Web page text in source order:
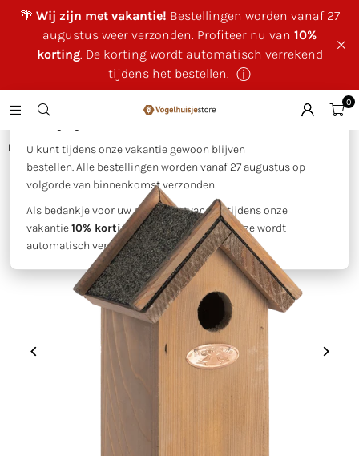
🌴 Wij zijn met vakantie! Bestellingen worden vanaf 27
augustus weer verzonden. Profiteer nu van 10%
korting. De korting wordt automatisch verrekend
tijdens het bestellen. ⓘ
×
U kunt tijdens onze vakantie gewoon blijven
bestellen. Alle bestellingen worden vanaf 27 augustus op
volgorde van binnenkomst verzonden.
Als bedankje voor uw geduld ontvangt u tijdens onze
vakantie10% korting op uw bestelling. Deze wordt
automatisch verrekend tijdens het bestellen.
0
Huis Esschert Design - Nestkast winterkoning bitumen da